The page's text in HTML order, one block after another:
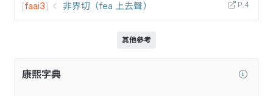
P.4
[faai3] 非界切（fea 上去聲）
其他參考
康熙字典